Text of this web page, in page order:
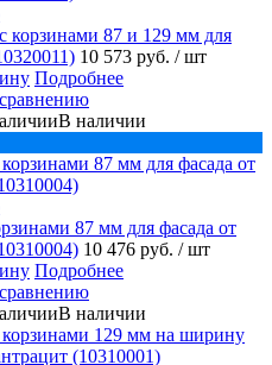
корзинами 87 и 129 мм для
10 573 руб. / шт
Подробнее
В наличии
87 мм для фасада от
10 476 руб. / шт
Подробнее
В наличии